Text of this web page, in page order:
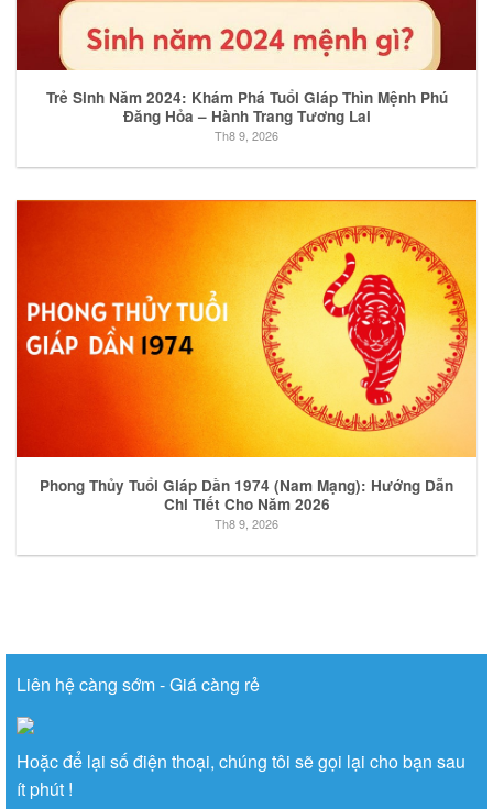
Trẻ Sinh Năm 2024: Khám Phá Tuổi Giáp Thìn Mệnh Phú
Đăng Hỏa – Hành Trang Tương Lai
Th8 9, 2026
Phong Thủy Tuổi Giáp Dần 1974 (Nam Mạng): Hướng Dẫn
Chi Tiết Cho Năm 2026
Th8 9, 2026
Liên hệ càng sớm - Giá càng rẻ
Hoặc để lại số điện thoại, chúng tôi sẽ gọi lại cho bạn sau
ít phút !